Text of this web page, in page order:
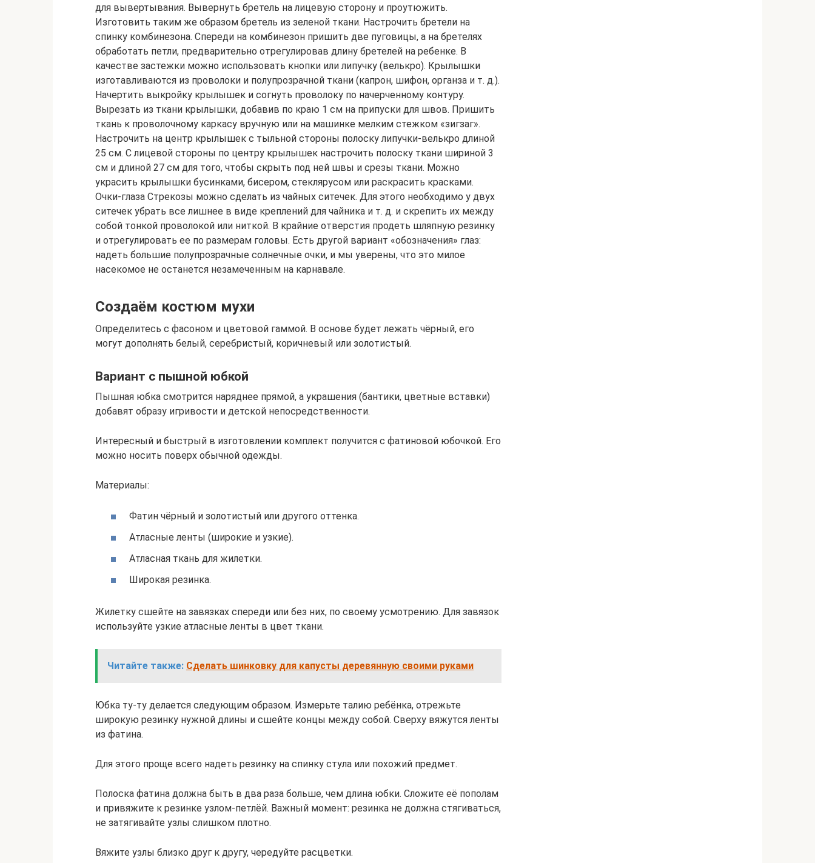
для вывертывания. Вывернуть бретель на лицевую сторону и проутюжить.
Изготовить таким же образом бретель из зеленой ткани. Настрочить бретели на
спинку комбинезона. Спереди на комбинезон пришить две пуговицы, а на бретелях
обработать петли, предварительно отрегулировав длину бретелей на ребенке. В
качестве застежки можно использовать кнопки или липучку (велькро). Крылышки
изготавливаются из проволоки и полупрозрачной ткани (капрон, шифон, органза и т. д.).
Начертить выкройку крылышек и согнуть проволоку по начерченному контуру.
Вырезать из ткани крылышки, добавив по краю 1 см на припуски для швов. Пришить
ткань к проволочному каркасу вручную или на машинке мелким стежком «зигзаг».
Настрочить на центр крылышек с тыльной стороны полоску липучки-велькро длиной
25 см. С лицевой стороны по центру крылышек настрочить полоску ткани шириной 3
см и длиной 27 см для того, чтобы скрыть под ней швы и срезы ткани. Можно
украсить крылышки бусинками, бисером, стеклярусом или раскрасить красками.
Очки-глаза Стрекозы можно сделать из чайных ситечек. Для этого необходимо у двух
ситечек убрать все лишнее в виде креплений для чайника и т. д. и скрепить их между
собой тонкой проволокой или ниткой. В крайние отверстия продеть шляпную резинку
и отрегулировать ее по размерам головы. Есть другой вариант «обозначения» глаз:
надеть большие полупрозрачные солнечные очки, и мы уверены, что это милое
насекомое не останется незамеченным на карнавале.
Создаём костюм мухи
Определитесь с фасоном и цветовой гаммой. В основе будет лежать чёрный, его
могут дополнять белый, серебристый, коричневый или золотистый.
Вариант с пышной юбкой
Пышная юбка смотрится наряднее прямой, а украшения (бантики, цветные вставки)
добавят образу игривости и детской непосредственности.
Интересный и быстрый в изготовлении комплект получится с фатиновой юбочкой. Его
можно носить поверх обычной одежды.
Материалы:
Фатин чёрный и золотистый или другого оттенка.
Атласные ленты (широкие и узкие).
Атласная ткань для жилетки.
Широкая резинка.
Жилетку сшейте на завязках спереди или без них, по своему усмотрению. Для завязок
используйте узкие атласные ленты в цвет ткани.
Читайте также: Сделать шинковку для капусты деревянную своими руками
Юбка ту-ту делается следующим образом. Измерьте талию ребёнка, отрежьте
широкую резинку нужной длины и сшейте концы между собой. Сверху вяжутся ленты
из фатина.
Для этого проще всего надеть резинку на спинку стула или похожий предмет.
Полоска фатина должна быть в два раза больше, чем длина юбки. Сложите её пополам
и привяжите к резинке узлом-петлёй. Важный момент: резинка не должна стягиваться,
не затягивайте узлы слишком плотно.
Вяжите узлы близко друг к другу, чередуйте расцветки.